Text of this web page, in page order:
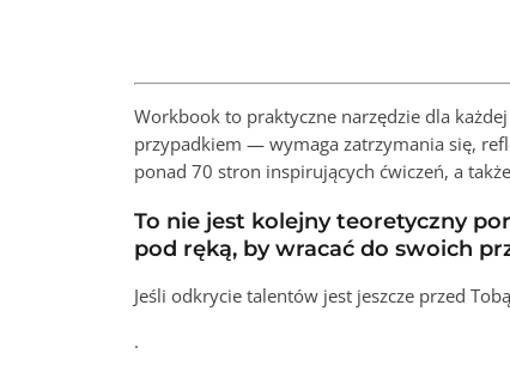
Workbook to praktyczne narzędzie dla
przypadkiem — wymaga zatrzymania się,
ponad 70 stron inspirujących ćwiczeń, a
To nie jest kolejny teoretyczny
pod ręką, by wracać do swoich
Jeśli odkrycie talentów jest jeszcze przed
.